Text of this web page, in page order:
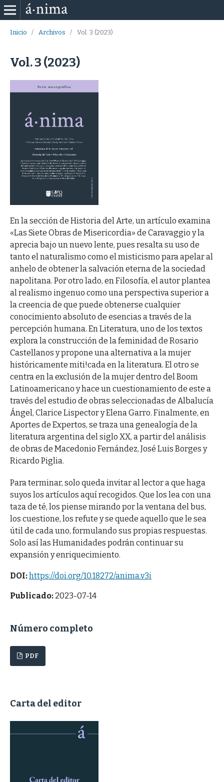
Inicio / Archivos / Vol. 3 (2023)
Vol. 3 (2023)
En la sección de Historia del Arte, un artículo examina
«Las Siete Obras de Misericordia» de Caravaggio y la
aprecia bajo un nuevo lente, pues resalta su uso de
tanto el naturalismo como el misticismo para apelar al
anhelo de obtener la salvación eterna de la sociedad
napolitana. Por otro lado, en Filosofía, el autor plantea
al realismo ingenuo como una perspectiva superior a
la creencia de que puede obtenerse cualquier
conocimiento absoluto de esencias a través de la
percepción humana. En Literatura, uno de los textos
explora la construcción de la feminidad de Rosario
Castellanos y propone una alternativa a la mujer
históricamente miti!cada en la literatura. El otro se
centra en la exclusión de la mujer dentro del Boom
Latinoamericano y hace un cuestionamiento de este a
través del estudio de obras seleccionadas de Albalucía
Ángel, Clarice Lispector y Elena Garro. Finalmente, en
Aportes de Expertos, se traza una genealogía de la
literatura argentina del siglo XX, a partir del análisis
de obras de Macedonio Fernández, José Luis Borges y
Ricardo Piglia.
Para terminar, solo queda invitar al lector a que haga
suyos los artículos aquí recogidos. Que los lea con una
taza de té, los piense mirando por la ventana del bus,
los cuestione, los refute y se quede aquello que le sea
útil de cada uno, formulando sus propias respuestas.
Solo así las Humanidades podrán continuar su
expansión y enriquecimiento.
DOI:https://doi.org/10.18272/anima.v3i
Publicado: 2023-07-14
Número completo
PDF
Carta del editor